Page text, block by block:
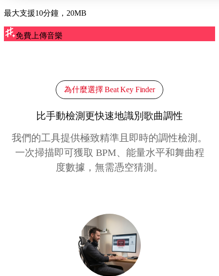
最大支援10分鐘，20MB
免費上傳音樂
為什麼選擇 Beat Key Finder
比手動檢測更快速地識別歌曲調性
我們的工具提供極致精準且即時的調性檢測。
一次掃描即可獲取 BPM、能量水平和舞曲程
度數據，無需憑空猜測。